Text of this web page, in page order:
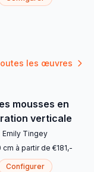
les œuvres
mousses en
verticale
Emily Tingey
cm à partir de €181,-
Configurer